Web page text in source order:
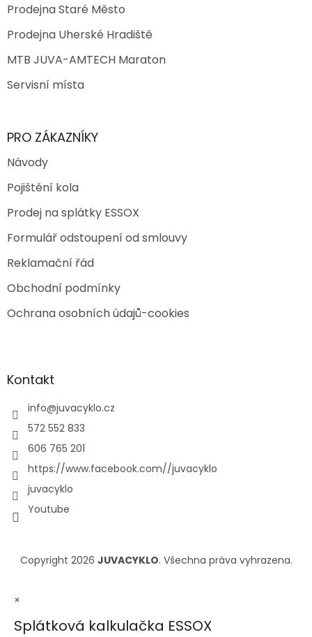
Prodejna Staré Město
Prodejna Uherské Hradiště
MTB JUVA-AMTECH Maraton
Servisní místa
PRO ZÁKAZNÍKY
Návody
Pojištění kola
Prodej na splátky ESSOX
Formulář odstoupení od smlouvy
Reklamační řád
Obchodní podmínky
Ochrana osobních údajů-cookies
Kontakt
info@juvacyklo.cz
572 552 833
606 765 201
https://www.facebook.com//juvacyklo
juvacyklo
Youtube
Copyright 2026 JUVACYKLO. Všechna práva vyhrazena.
×
Splátková kalkulačka ESSOX